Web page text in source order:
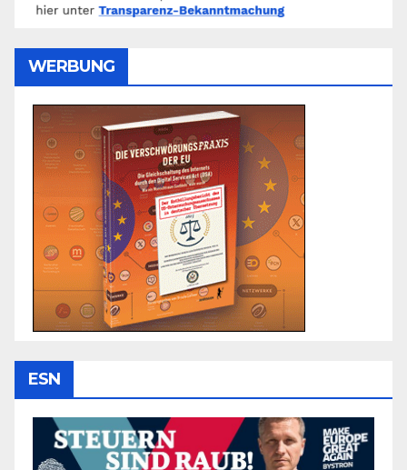
WERBUNG
ESN